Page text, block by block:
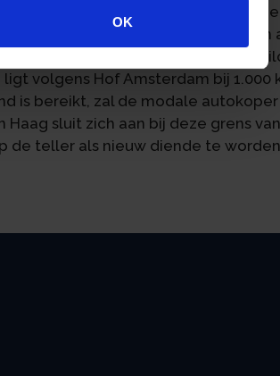
OK
in het buitenland circa 3.000
zodanig dat de auto niet kon worden
bij welk in het buitenland gereden
volgens Hof Amsterdam bij 1.000
is bereikt, zal de modale
sluit zich aan bij deze grens
de teller als nieuw diende te